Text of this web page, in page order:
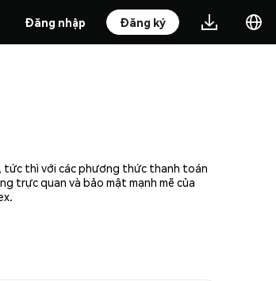
Đăng nhập Đăng ký
tức thì với các phương thức thanh toán
trực quan và bảo mật mạnh mẽ của